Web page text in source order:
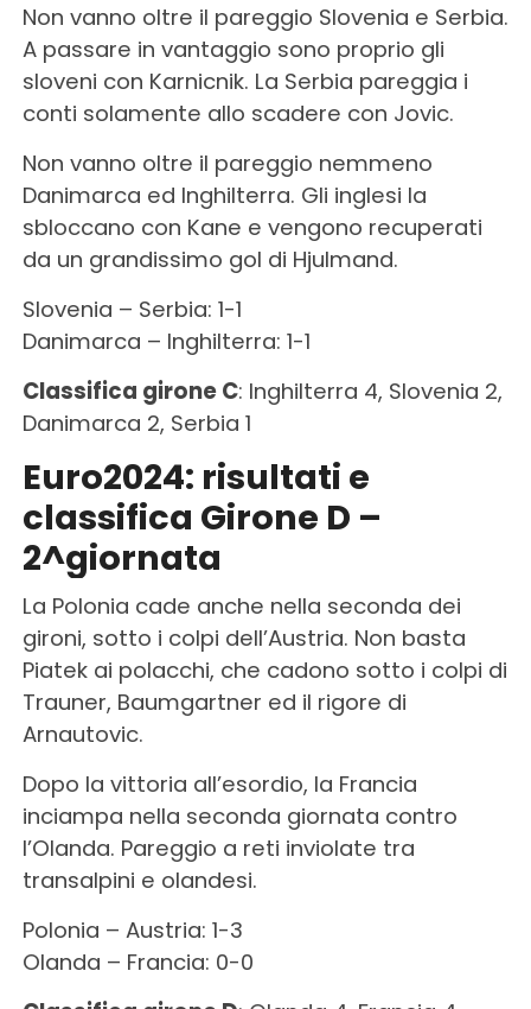
Non vanno oltre il pareggio Slovenia e Serbia.
A passare in vantaggio sono proprio gli
sloveni con Karnicnik. La Serbia pareggia i
conti solamente allo scadere con Jovic.
Non vanno oltre il pareggio nemmeno
Danimarca ed Inghilterra. Gli inglesi la
sbloccano con Kane e vengono recuperati
da un grandissimo gol di Hjulmand.
Slovenia – Serbia: 1-1
Danimarca – Inghilterra: 1-1
Classifica girone C: Inghilterra 4, Slovenia 2,
Danimarca 2, Serbia 1
Euro2024: risultati e
classifica Girone D –
2^giornata
La Polonia cade anche nella seconda dei
gironi, sotto i colpi dell’Austria. Non basta
Piatek ai polacchi, che cadono sotto i colpi di
Trauner, Baumgartner ed il rigore di
Arnautovic.
Dopo la vittoria all’esordio, la Francia
inciampa nella seconda giornata contro
l’Olanda. Pareggio a reti inviolate tra
transalpini e olandesi.
Polonia – Austria: 1-3
Olanda – Francia: 0-0